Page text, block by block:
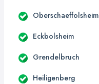
Oberschaeffolsheim
Eckbolsheim
Grendelbruch
Heiligenberg